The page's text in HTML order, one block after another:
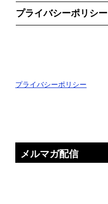
プライバシーポリシー
プライバシーポリシー
メルマガ配信